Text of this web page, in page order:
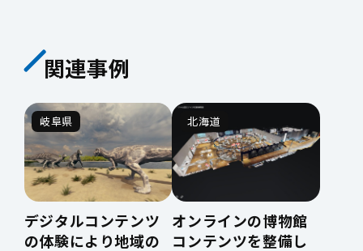
関連事例
岐阜県
デジタルコンテンツ
の体験により地域の
北海道
オンラインの博物館
コンテンツを整備し